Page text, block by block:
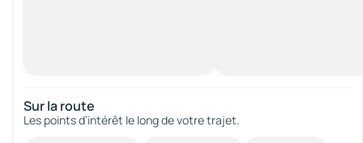
Sur la route
Les points d’intérêt le long de votre trajet.